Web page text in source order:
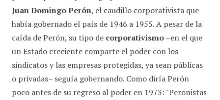
Juan Domingo Perón, el caudillo corporativista que
había gobernado el país de 1946 a 1955. A pesar de la
caída de Perón, su tipo de corporativismo–en el que
un Estado creciente comparte el poder con los
sindicatos y las empresas protegidas, ya sean públicas
o privadas– seguía gobernando. Como diría Perón
poco antes de su regreso al poder en 1973: "Peronistas